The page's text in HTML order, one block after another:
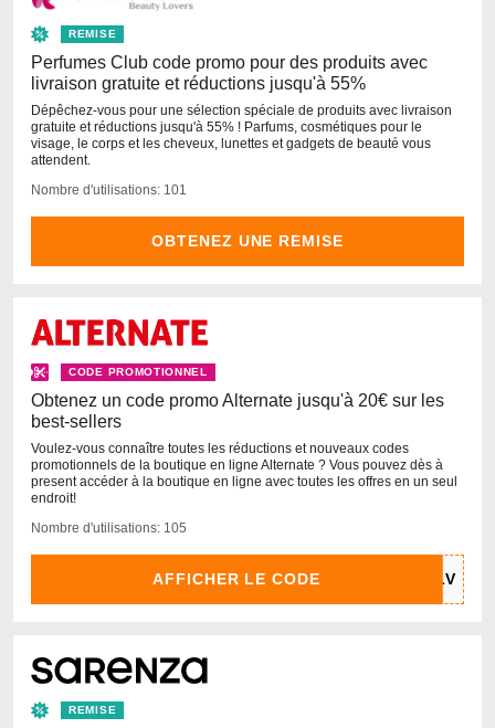
REMISE
Perfumes Club code promo pour des produits avec
livraison gratuite et réductions jusqu'à 55%
Dépêchez-vous pour une sélection spéciale de produits avec livraison
gratuite et réductions jusqu'à 55% ! Parfums, cosmétiques pour le
visage, le corps et les cheveux, lunettes et gadgets de beauté vous
attendent.
Nombre d'utilisations: 101
OBTENEZ UNE REMISE
CODE PROMOTIONNEL
Obtenez un code promo Alternate jusqu'à 20€ sur les
best-sellers
Voulez-vous connaître toutes les réductions et nouveaux codes
promotionnels de la boutique en ligne Alternate ? Vous pouvez dès à
present accéder à la boutique en ligne avec toutes les offres en un seul
endroit!
Nombre d'utilisations: 105
AFFICHER LE CODE
REMISE